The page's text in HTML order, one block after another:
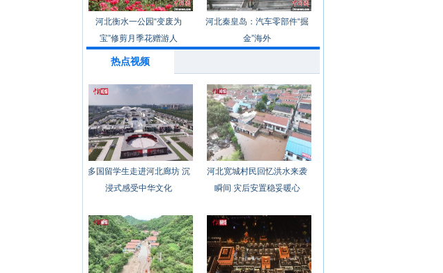
河北衡水一公园“变废为
宝”修剪月季花赠游人
河北秦皇岛：汽车零部件“掘
金”海外
热点视频
多国留学生走进河北廊坊 沉
浸式感受中华文化
河北宽城村民回忆洪水来袭
瞬间 灾后安置稳妥暖心